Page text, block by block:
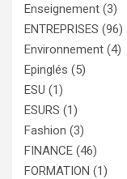
Enseignement (3)
ENTREPRISES (96)
Environnement (4)
Epinglés (5)
ESU (1)
ESURS (1)
Fashion (3)
FINANCE (46)
FORMATION (1)